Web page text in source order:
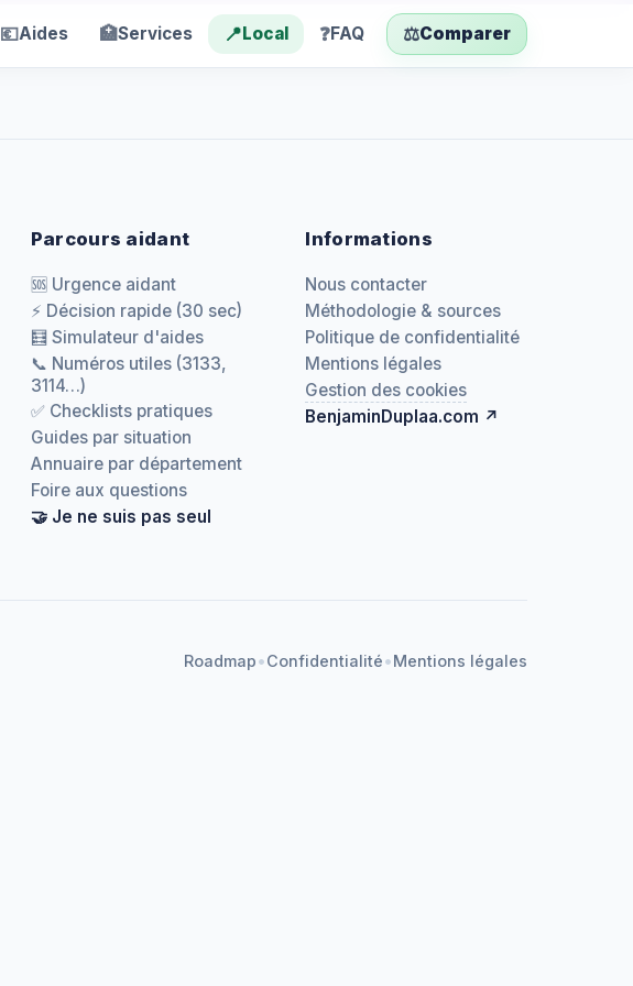
💶Aides 🏥Services 📍Local ❓FAQ ⚖️Comparer
Parcours aidant
🆘 Urgence aidant
⚡ Décision rapide (30 sec)
🧮 Simulateur d'aides
📞 Numéros utiles (3133,
3114…)
✅ Checklists pratiques
Guides par situation
Annuaire par département
Foire aux questions
🤝 Je ne suis pas seul
Informations
Nous contacter
Méthodologie & sources
Politique de confidentialité
Mentions légales
Gestion des cookies
BenjaminDuplaa.com ↗
Roadmap•Confidentialité•Mentions légales